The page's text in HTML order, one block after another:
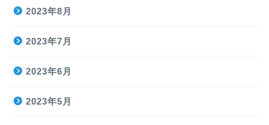
2023年8月
2023年7月
2023年6月
2023年5月